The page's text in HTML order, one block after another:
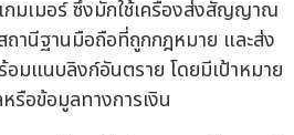
กมเมอร์ ซึ่งมักใช้เครื่องส่งสัญญาณ
านีฐานมือถือที่ถูกกฎหมาย และส่ง
มแนบลิงก์อันตราย โดยมีเป้าหมาย
รือข้อมูลทางการเงิน